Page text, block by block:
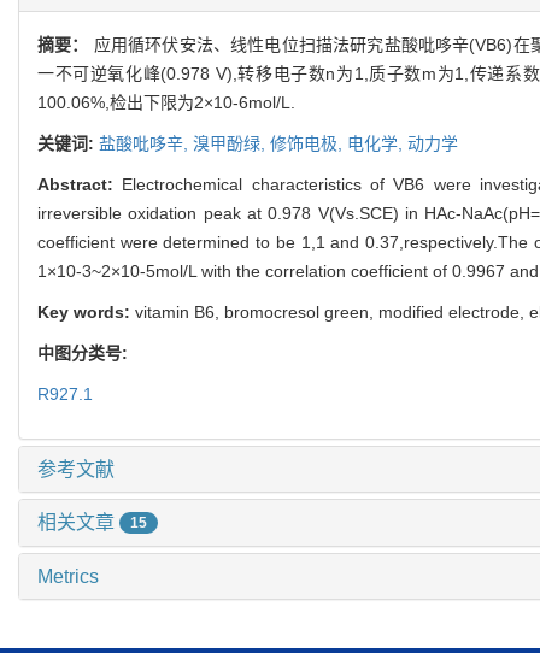
摘要： 应用循环伏安法、线性电位扫描法研究盐酸吡哆辛(VB6)
一不可逆氧化峰(0.978 V),转移电子数n为1,质子数m为1,传递系
100.06%,检出下限为2×10-6mol/L.
关键词: 盐酸吡哆辛, 溴甲酚绿, 修饰电极, 电化学, 动力学
Abstract: Electrochemical characteristics of VB6 were
irreversible oxidation peak at 0.978 V(Vs.SCE) in HAc-
coefficient were determined to be 1,1 and
1×10-3~2×10-5mol/L with the correlation coefficient of 0.9967
Key words: vitamin B6, bromocresol green, modified electrode,
中图分类号:
R927.1
参考文献
相关文章 15
Metrics